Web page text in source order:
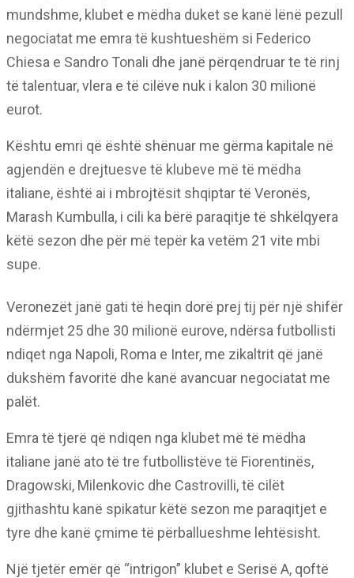
mundshme, klubet e mëdha duket se kanë lënë pezull
negociatat me emra të kushtueshëm si Federico
Chiesa e Sandro Tonali dhe janë përqendruar te të rinj
të talentuar, vlera e të cilëve nuk i kalon 30 milionë
eurot.
Kështu emri që është shënuar me gërma kapitale në
agjendën e drejtuesve të klubeve më të mëdha
italiane, është ai i mbrojtësit shqiptar të Veronës,
Marash Kumbulla, i cili ka bërë paraqitje të shkëlqyera
këtë sezon dhe për më tepër ka vetëm 21 vite mbi
supe.
Veronezët janë gati të heqin dorë prej tij për një shifër
ndërmjet 25 dhe 30 milionë eurove, ndërsa futbollisti
ndiqet nga Napoli, Roma e Inter, me zikaltrit që janë
dukshëm favoritë dhe kanë avancuar negociatat me
palët.
Emra të tjerë që ndiqen nga klubet më të mëdha
italiane janë ato të tre futbollistëve të Fiorentinës,
Dragowski, Milenkovic dhe Castrovilli, të cilët
gjithashtu kanë spikatur këtë sezon me paraqitjet e
tyre dhe kanë çmime të përballueshme lehtësisht.
Një tjetër emër që “intrigon” klubet e Serisë A, qoftë